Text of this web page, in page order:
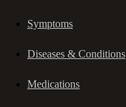
Symptoms
Diseases & Conditions
Medications